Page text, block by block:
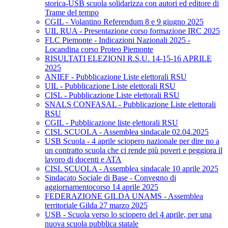
storica-USB scuola solidarizza con autori ed editore di
Trame del tempo
CGIL - Volantino Referendum 8 e 9 giugno 2025
UIL RUA - Presentazione corso formazione IRC 2025
FLC Piemonte - Indicazioni Nazionali 2025 -
Locandina corso Proteo Piemonte
RISULTATI ELEZIONI R.S.U. 14-15-16 APRILE
2025
ANIEF - Pubblicazione Liste elettorali RSU
UIL - Pubblicazione Liste elettorali RSU
CISL - Pubblicazione Liste elettorali RSU
SNALS CONFASAL - Pubblicazione Liste elettorali
RSU
CGIL - Pubblicazione liste elettorali RSU
CISL SCUOLA - Assemblea sindacale 02.04.2025
USB Scuola - 4 aprile sciopero nazionale per dire no a
un contratto scuola che ci rende più poveri e peggiora il
lavoro di docenti e ATA
CISL SCUOLA - Assemblea sindacale 10 aprile 2025
Sindacato Sociale di Base - Convegno di
aggiornamentocorso 14 aprile 2025
FEDERAZIONE GILDA UNAMS - Assemblea
territoriale Gilda 27 marzo 2025
USB - Scuola verso lo sciopero del 4 aprile, per una
nuova scuola pubblica statale